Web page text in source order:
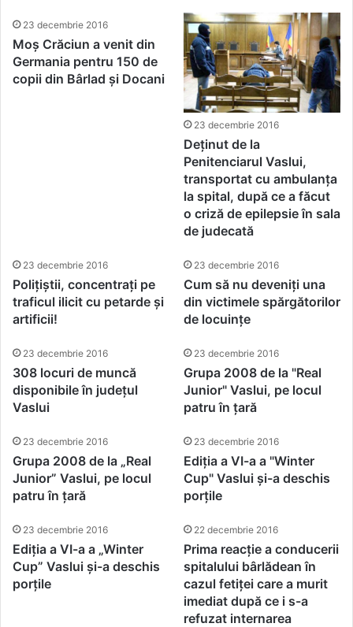
23 decembrie 2016
Moș Crăciun a venit din
Germania pentru 150 de
copii din Bârlad și Docani
23 decembrie 2016
Deținut de la
Penitenciarul Vaslui,
transportat cu ambulanța
la spital, după ce a făcut
o criză de epilepsie în sala
de judecată
23 decembrie 2016
Polițiștii, concentrați pe
traficul ilicit cu petarde și
artificii!
23 decembrie 2016
Cum să nu deveniți una
din victimele spărgătorilor
de locuințe
23 decembrie 2016
308 locuri de muncă
disponibile în județul
Vaslui
23 decembrie 2016
Grupa 2008 de la "Real
Junior" Vaslui, pe locul
patru în țară
23 decembrie 2016
Grupa 2008 de la „Real
Junior” Vaslui, pe locul
patru în țară
23 decembrie 2016
Ediția a VI-a a "Winter
Cup" Vaslui și-a deschis
porțile
23 decembrie 2016
Ediția a VI-a a „Winter
Cup” Vaslui și-a deschis
porțile
22 decembrie 2016
Prima reacție a conducerii
spitalului bârlădean în
cazul fetiței care a murit
imediat după ce i s-a
refuzat internarea